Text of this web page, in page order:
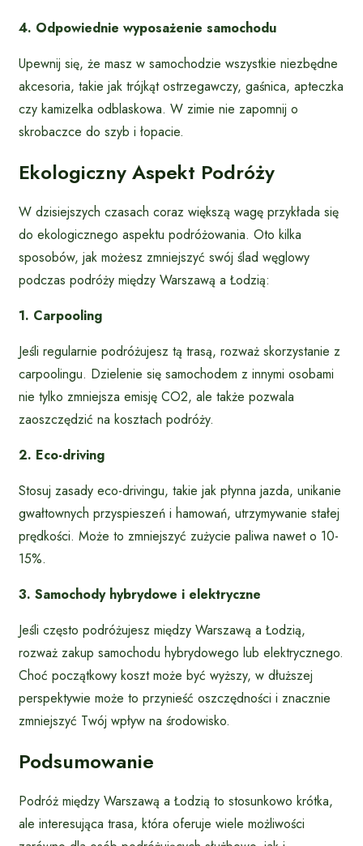
4. Odpowiednie wyposażenie samochodu
Upewnij się, że masz w samochodzie wszystkie niezbędne
akcesoria, takie jak trójkąt ostrzegawczy, gaśnica, apteczka
czy kamizelka odblaskowa. W zimie nie zapomnij o
skrobaczce do szyb i łopacie.
Ekologiczny Aspekt Podróży
W dzisiejszych czasach coraz większą wagę przykłada się
do ekologicznego aspektu podróżowania. Oto kilka
sposobów, jak możesz zmniejszyć swój ślad węglowy
podczas podróży między Warszawą a Łodzią:
1. Carpooling
Jeśli regularnie podróżujesz tą trasą, rozważ skorzystanie z
carpoolingu. Dzielenie się samochodem z innymi osobami
nie tylko zmniejsza emisję CO2, ale także pozwala
zaoszczędzić na kosztach podróży.
2. Eco-driving
Stosuj zasady eco-drivingu, takie jak płynna jazda, unikanie
gwałtownych przyspieszeń i hamowań, utrzymywanie stałej
prędkości. Może to zmniejszyć zużycie paliwa nawet o 10-
15%.
3. Samochody hybrydowe i elektryczne
Jeśli często podróżujesz między Warszawą a Łodzią,
rozważ zakup samochodu hybrydowego lub elektrycznego.
Choć początkowy koszt może być wyższy, w dłuższej
perspektywie może to przynieść oszczędności i znacznie
zmniejszyć Twój wpływ na środowisko.
Podsumowanie
Podróż między Warszawą a Łodzią to stosunkowo krótka,
ale interesująca trasa, która oferuje wiele możliwości